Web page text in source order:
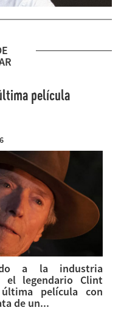
película
a la industria
legendario Clint
película con
de un...